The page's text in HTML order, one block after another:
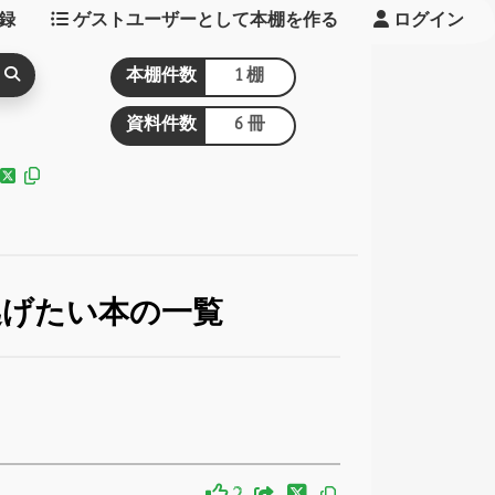
ゲストユーザーとして本棚を作る ログイン
本棚件数 1 棚
資料件数 6 冊
たい本の一覧